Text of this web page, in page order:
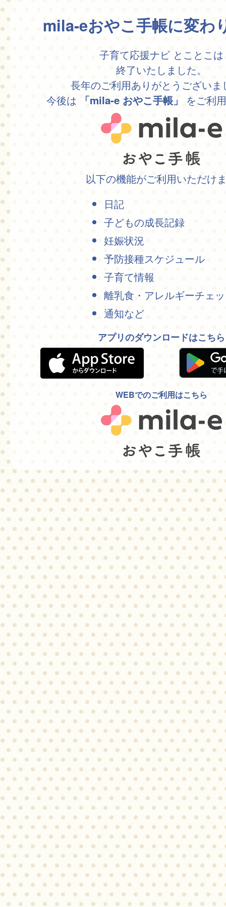
mila-eおやこ手帳に変わ
子育て応援ナビ とことこは
終了いたしました。
長年のご利用ありがとうございま
今後は
「mila-e おやこ手帳」 をご利
以下の機能がご利用いただけ
日記
子どもの成長記録
妊娠状況
予防接種スケジュール
子育て情報
離乳食・アレルギーチェ
通知など
アプリのダウンロードはこちら
WEBでのご利用はこちら